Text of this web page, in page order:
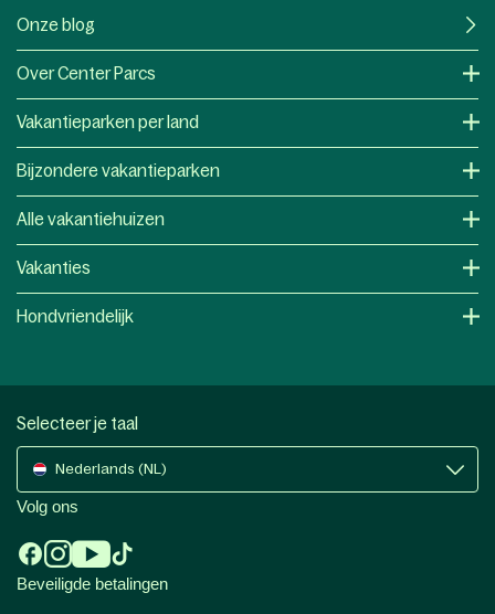
Onze blog
Over Center Parcs
Vakantieparken per land
Bijzondere vakantieparken
Alle vakantiehuizen
Vakanties
Hondvriendelijk
Selecteer je taal
Nederlands (NL)
Volg ons
Beveiligde betalingen